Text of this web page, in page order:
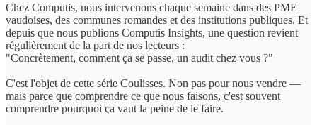
Chez Computis, nous intervenons chaque semaine dans des PME
vaudoises, des communes romandes et des institutions publiques. Et
depuis que nous publions Computis Insights, une question revient
régulièrement de la part de nos lecteurs :
"Concrètement, comment ça se passe, un audit chez vous ?"
C'est l'objet de cette série Coulisses. Non pas pour nous vendre —
mais parce que comprendre ce que nous faisons, c'est souvent
comprendre pourquoi ça vaut la peine de le faire.